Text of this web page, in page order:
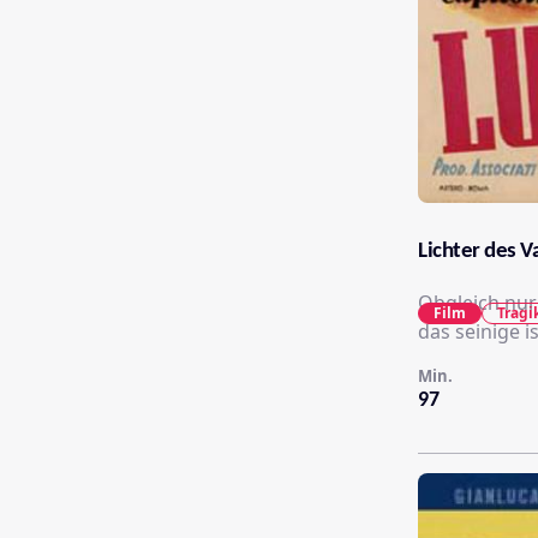
Lichter des
Obgleich
das seinige
97
Min.
Film